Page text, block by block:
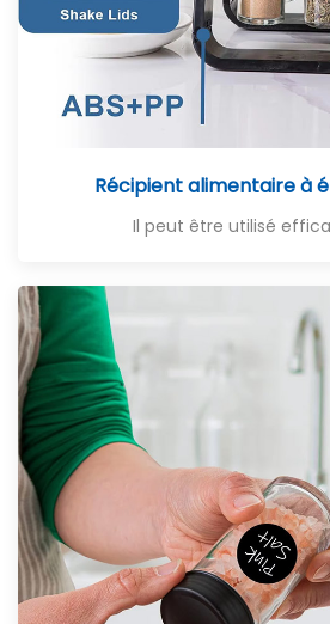
Récipient alimentaire à
Il peut être utilisé